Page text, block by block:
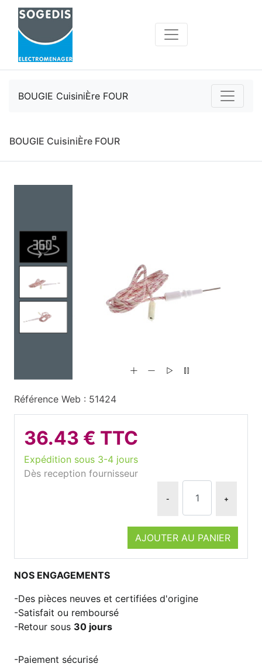
BOUGIE CuisiniÈre FOUR
BOUGIE CuisiniÈre FOUR
Référence Web : 51424
36.43 € TTC
Expédition sous 3-4 jours
Dès reception fournisseur
- +
AJOUTER AU PANIER
NOS ENGAGEMENTS
Des pièces neuves et certifiées d'origine
Satisfait ou remboursé
Retour sous 30 jours
Paiement sécurisé